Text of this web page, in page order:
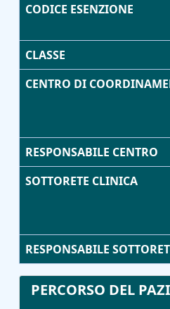
CODICE ESENZIONE
CLASSE
CENTRO DI
RESPONSABILE CENTRO
SOTTORETE CLINICA
RESPONSABILE
PERCORSO DEL